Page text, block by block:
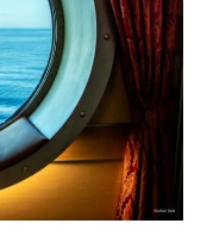
יופי
מיכל